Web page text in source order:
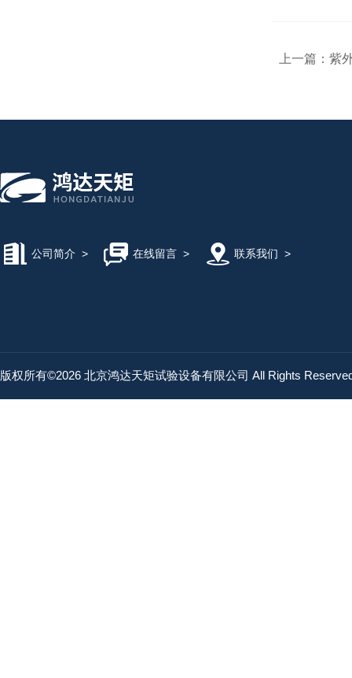
上一篇： 紫
公司简介 > 在线留言> 联系我们 >
版权所有©2026 北京鸿达天矩试验设备有限公司 All Rights